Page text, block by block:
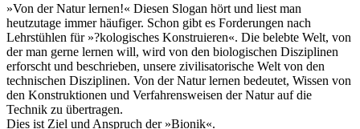
»Von der Natur lernen!« Diesen Slogan hört und liest man
heutzutage immer häufiger. Schon gibt es Forderungen nach
Lehrstühlen für »?kologisches Konstruieren«. Die belebte Welt, von
der man gerne lernen will, wird von den biologischen Disziplinen
erforscht und beschrieben, unsere zivilisatorische Welt von den
technischen Disziplinen. Von der Natur lernen bedeutet, Wissen von
den Konstruktionen und Verfahrensweisen der Natur auf die
Technik zu übertragen.
Dies ist Ziel und Anspruch der »Bionik«.